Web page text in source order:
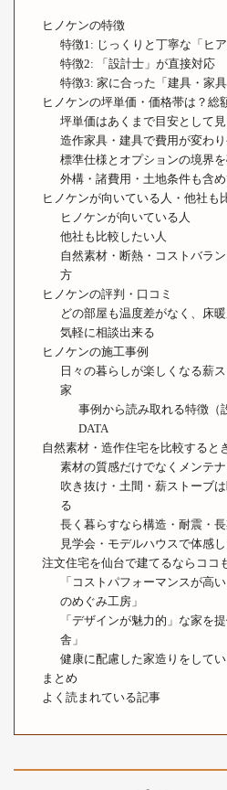
ヒノケンの特徴
特徴1: じっくりと丁寧な「ヒア
特徴2: 「設計士」が直接対応
特徴3: 家に合った「建具・家
ヒノケンの坪単価・価格帯は？総
坪単価はあくまで目安として
造作家具・建具で費用が変わ
標準仕様とオプションの境界
外構・諸費用・土地条件も含
ヒノケンが向いている人・他社も
ヒノケンが向いている人
他社も比較したい人
自然素材・断熱・コストバラ
方
ヒノケンの評判・口コミ
どの部屋も温度差がなく、床
気軽に相談出来る
ヒノケンの施工事例
日々の暮らしが楽しくなる薪
家
事例から読み取れる特徴（
DATA
自然素材・造作住宅を比較すると
素材の質感だけでなくメンテ
吹き抜け・土間・薪ストーブ
る
長く暮らすなら構造・耐震・
見学会・モデルハウスで体感
注文住宅を仙台で建てるならココ
「コストパフォーマンスが高
のめぐみ工房」
「デザインが魅力的」な家を
舎」
健康に配慮した家造りをしてい
まとめ
よく読まれている記事